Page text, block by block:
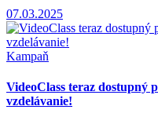
07.03.2025
Kampaň
VideoClass teraz dostupný
vzdelávanie!